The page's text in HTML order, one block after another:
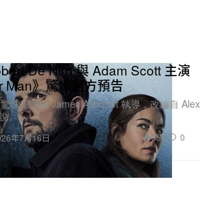
De Niro 與 Adam Scott 主演
Man》驚悚官方預告
悚電影由 James Ashcroft 執導，改編自 Alex
。
年7月16日 953 0